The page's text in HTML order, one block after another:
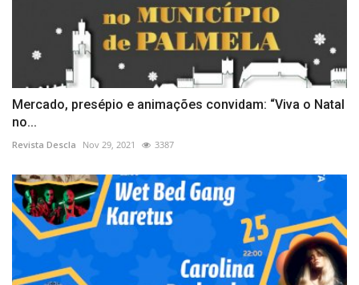
Mercado, presépio e animações convidam: “Viva o Natal
no...
Revista Descla Nov 29, 2021 3387